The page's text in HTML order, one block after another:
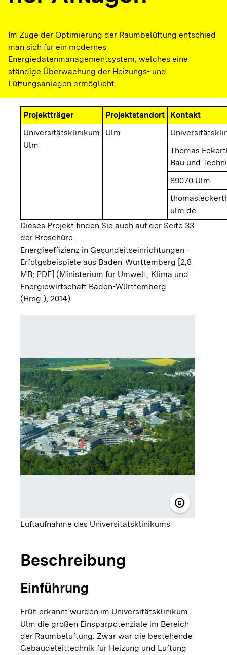
Im Zuge der Optimierung der Raumbelüftung entschied
man sich für ein modernes
Energiedatenmanagementsystem, welches eine
ständige Überwachung der Heizungs- und
Lüftungsanlagen ermöglicht.
Projektträger Projektstandort
Kontakt
Universitätsklinikum
Ulm
Ulm
Thomas
Bau und
89070 Ulm
ulm.de
Dieses Projekt finden Sie auch auf der Seite 33
der Broschüre:
Energieeffizienz in Gesundeitseinrichtungen -
Erfolgsbeispiele aus Baden-Württemberg [2,8
MB; PDF] (Ministerium für Umwelt, Klima und
Energiewirtschaft Baden-Württemberg
(Hrsg.), 2014)
copyright
©
Luftaufnahme des Universitätsklinikums
Beschreibung
Einführung
Früh erkannt wurden im Universitätsklinikum
Ulm die großen Einsparpotenziale im Bereich
der Raumbelüftung. Zwar war die bestehende
Gebäudeleittechnik für Heizung und Lüftung